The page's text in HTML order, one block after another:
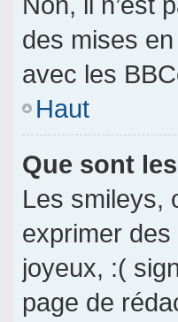
des mises
avec les
Haut
Que sont
Les smileys,
exprimer
joyeux, :(
page de